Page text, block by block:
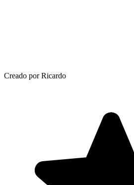
Creado por Ricardo